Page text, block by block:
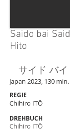
Saido bai
Hito
サイド バ
Chihiro ITŌ
Japan 2023, 130 min.
REGIE
DREHBUCH
Chihiro ITŌ